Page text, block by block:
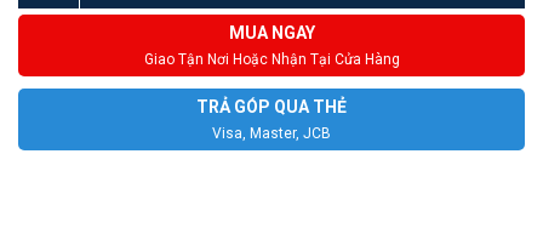
MUA NGAY
Giao Tận Nơi Hoặc Nhận Tại Cửa Hàng
TRẢ GÓP QUA THẺ
Visa, Master, JCB